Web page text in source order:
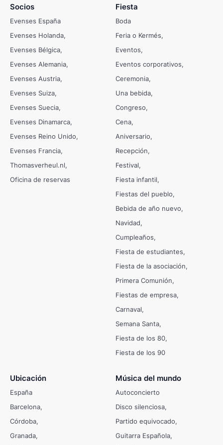
Socios
Evenses España
Evenses Holanda
Evenses Bélgica
Evenses Alemania
Evenses Austria
Evenses Suiza
Evenses Suecia
Evenses Dinamarca
Evenses Reino Unido
Evenses Francia
Thomasverheul.nl
Oficina de reservas
Fiesta
Boda
Feria o Kermés
Eventos
Eventos corporativos
Ceremonia
Una bebida
Congreso
Cena
Aniversario
Recepción
Festival
Fiesta infantil
Fiestas del pueblo
Bebida de año nuevo
Navidad
Cumpleaños
Fiesta de estudiantes
Fiesta de la asociación
Primera Comunión
Fiestas de empresa
Carnaval
Semana Santa
Fiesta de los 80
Fiesta de los 90
Ubicación
España
Barcelona
Córdoba
Granada
Música del mundo
Autoconcierto
Disco silenciosa
Partido equivocado
Guitarra Española